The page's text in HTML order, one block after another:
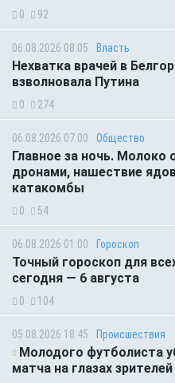
0 92
06.08.2026 08:05 Власть
Нехватка врачей в
взволновала Путина
0 274
06.08.2026 07:00 Общество
Главное за ночь. Молоко
дронами, нашествие
катакомбы
0 54
06.08.2026 01:00 Гороскоп
Точный гороскоп для
сегодня — 6 августа
0 104
05.08.2026 18:45 Происшествия
Молодого футболиста
матча на глазах зрителей